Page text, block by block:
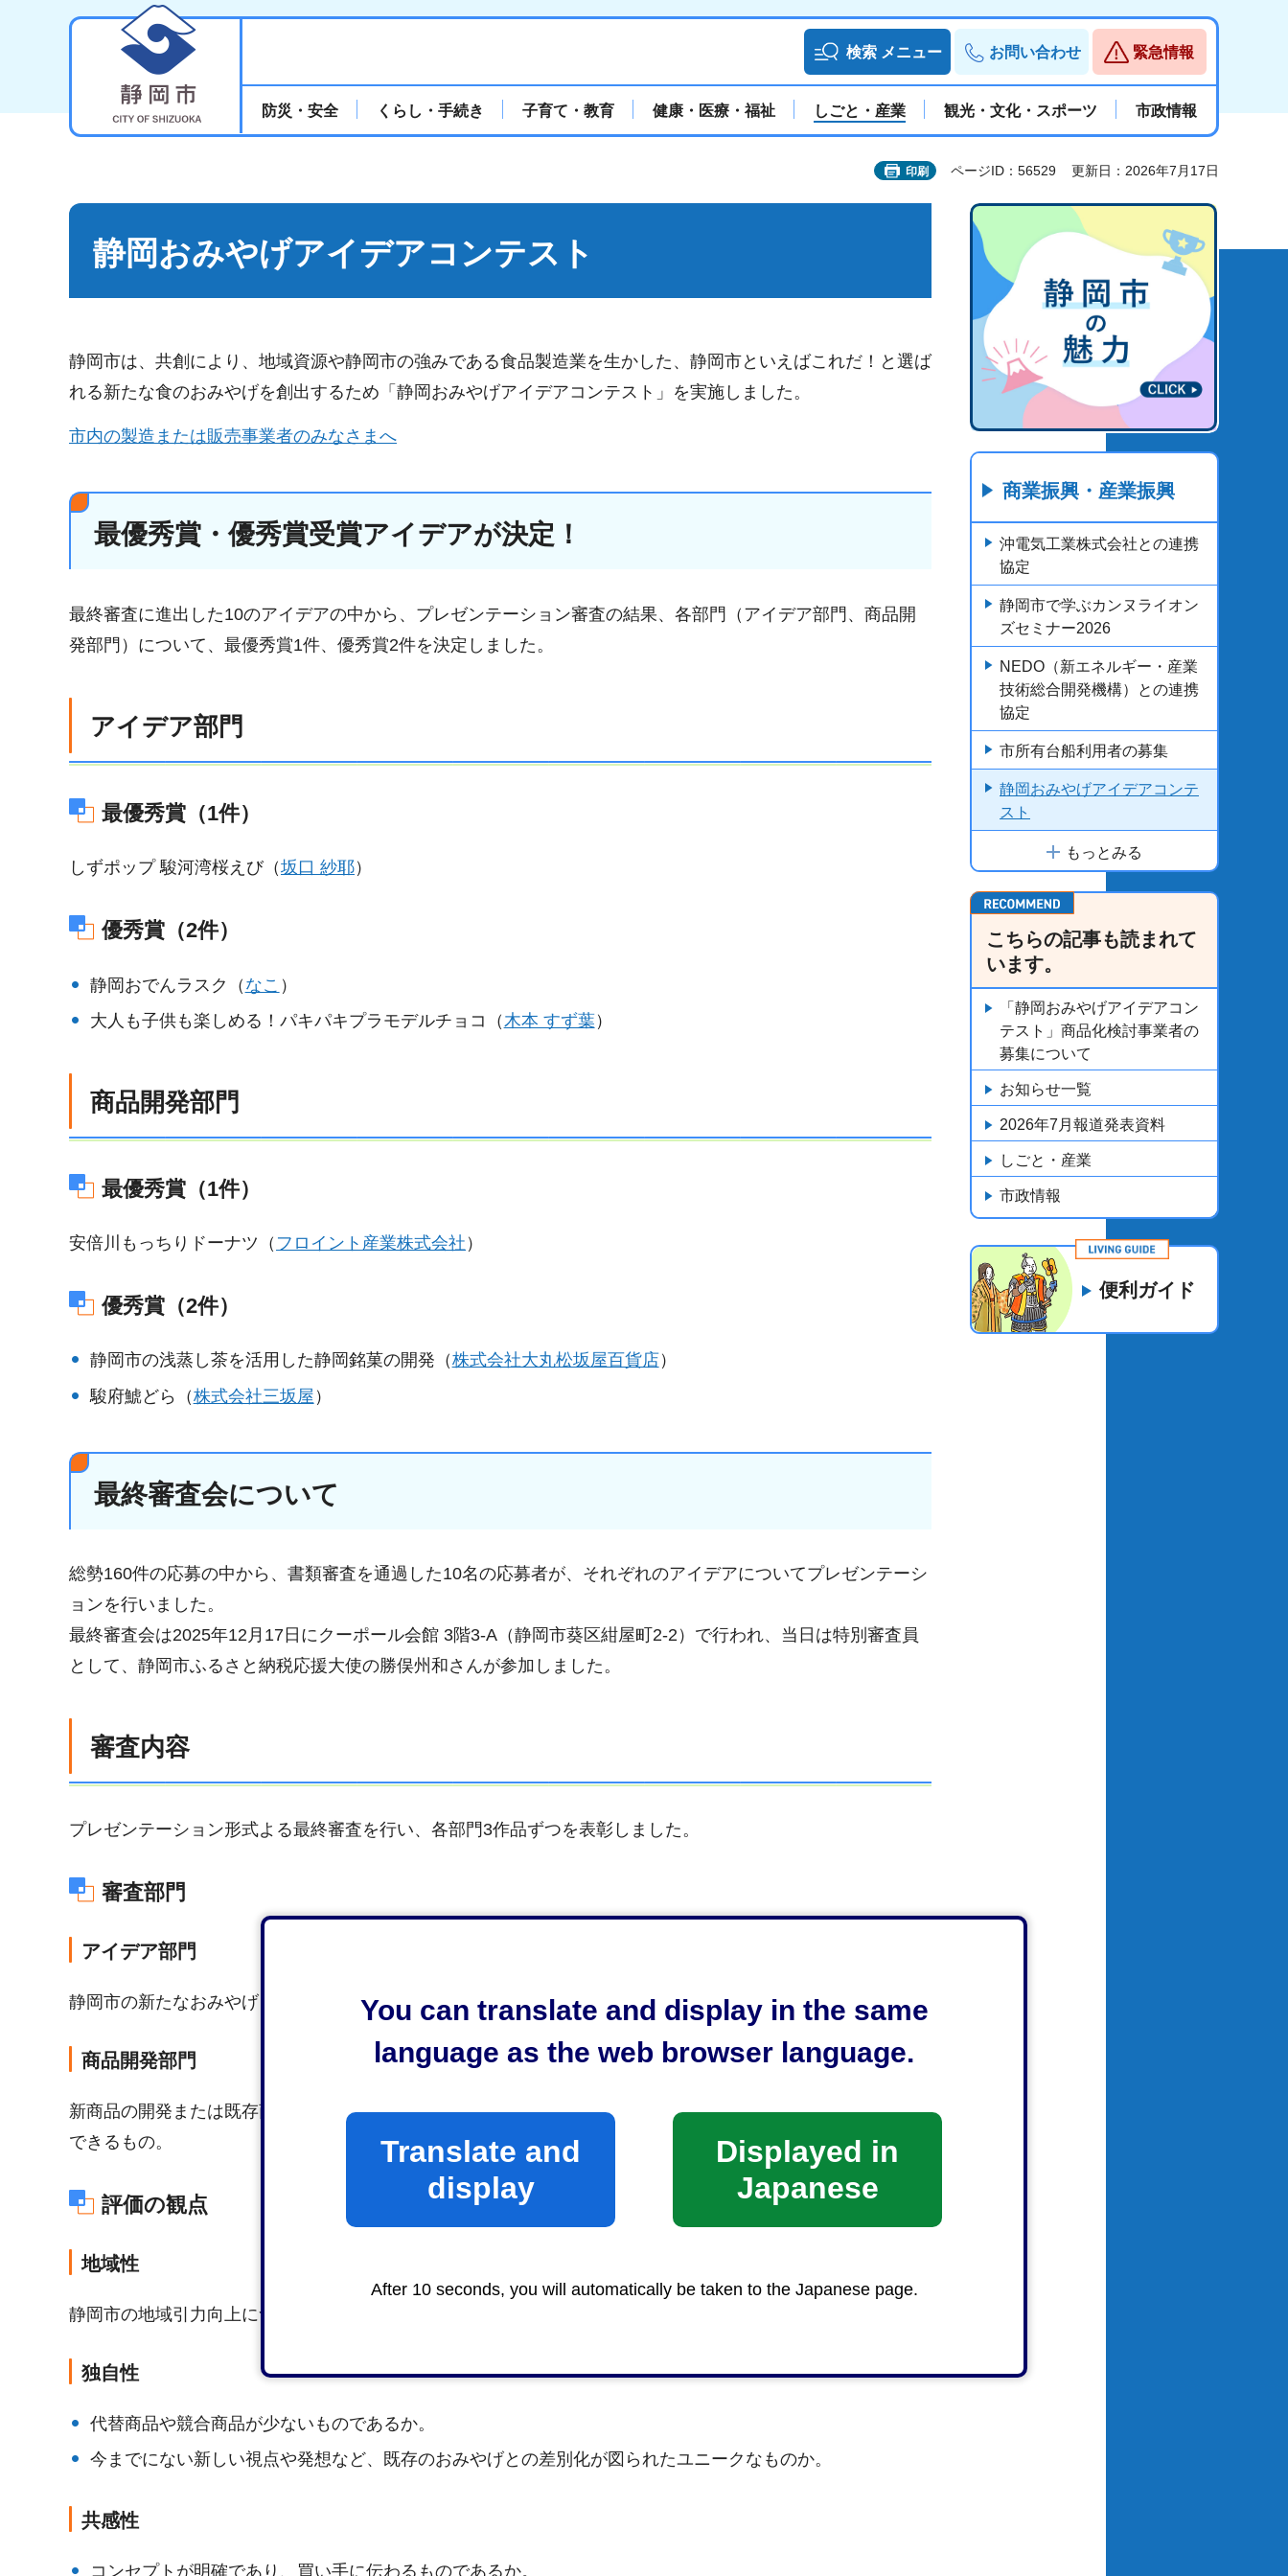
You can translate and display in the same
language as the web browser language.
Translate and
display
Displayed in
Japanese
After 10 seconds, you will automatically be taken to the Japanese page.
検索 メニュー お問い合わせ 緊急情報
防災・安全 くらし・手続き 子育て・教育 健康・医療・福祉 しごと・産業 観光・文化・スポーツ 市政情報
印刷 ページID：56529 更新日：2026年7月17日
静岡おみやげアイデアコンテスト
静岡市は、共創により、地域資源や静岡市の強みである食品製造業を生かした、静岡市といえばこれだ！と選ば
れる新たな食のおみやげを創出するため「静岡おみやげアイデアコンテスト」を実施しました。
市内の製造または販売事業者のみなさまへ
最優秀賞・優秀賞受賞アイデアが決定！
最終審査に進出した10のアイデアの中から、プレゼンテーション審査の結果、各部門（アイデア部門、商品開
発部門）について、最優秀賞1件、優秀賞2件を決定しました。
アイデア部門
最優秀賞（1件）
しずポップ 駿河湾桜えび（坂口 紗耶）
優秀賞（2件）
静岡おでんラスク（ なこ ）
大人も子供も楽しめる！パキパキプラモデルチョコ（ 木本 すず葉）
商品開発部門
最優秀賞（1件）
安倍川もっちりドーナツ（ フロイント産業株式会社 ）
優秀賞（2件）
静岡市の浅蒸し茶を活用した静岡銘菓の開発（株式会社大丸松坂屋百貨店）
駿府鯱どら（株式会社三坂屋 ）
最終審査会について
総勢160件の応募の中から、書類審査を通過した10名の応募者が、それぞれのアイデアについてプレゼンテーシ
ョンを行いました。
最終審査会は2025年12月17日にクーポール会館 3階3-A（静岡市葵区紺屋町2-2）で行われ、当日は特別審査員
として、静岡市ふるさと納税応援大使の勝俣州和さんが参加しました。
審査内容
プレゼンテーション形式よる最終審査を行い、各部門3作品ずつを表彰しました。
審査部門
アイデア部門
静岡市の新たなおみやげとしての企画・アイデア
商品開発部門
新商品の開発または既存商品のリニューアルを行うことにより、静岡市のあらたなおみやげとしての定着が期待
できるもの。
評価の観点
地域性
静岡市の地域引力向上につながるものであるか。
独自性
代替商品や競合商品が少ないものであるか。
今までにない新しい視点や発想など、既存のおみやげとの差別化が図られたユニークなものか。
共感性
コンセプトが明確であり、買い手に伝わるものであるか。
商業振興・産業振興
沖電気工業株式会社との連携
協定
静岡市で学ぶカンヌライオン
ズセミナー2026
NEDO（新エネルギー・産業
技術総合開発機構）との連携
協定
市所有台船利用者の募集
静岡おみやげアイデアコンテ
スト
もっとみる
こちらの記事も読まれて
います。
「静岡おみやげアイデアコン
テスト」商品化検討事業者の
募集について
お知らせ一覧
2026年7月報道発表資料
しごと・産業
市政情報
便利ガイド